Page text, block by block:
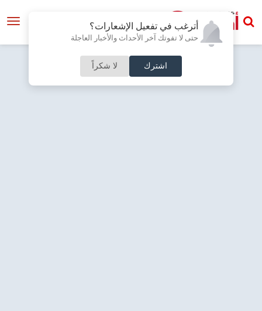
أترغب في تفعيل الإشعارات؟
حتى لا تفوتك آخر الأحداث والأخبار العاجلة
اشترك لا شكراً